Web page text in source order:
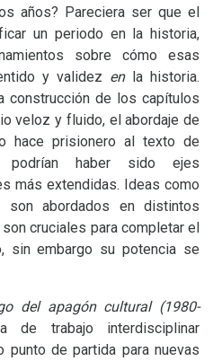
años? Pareciera ser que el
un periodo en la historia,
sobre cómo esas
y validez enla historia.
construcción de los capítulos
veloz y fluido, el abordaje de
hace prisionero al texto de
podrían haber sido ejes
más extendidas. Ideas como
son abordados en distintos
cruciales para completar el
sin embargo su potencia se
del apagón cultural (1980-
de trabajo interdisciplinar
punto de partida para nuevas